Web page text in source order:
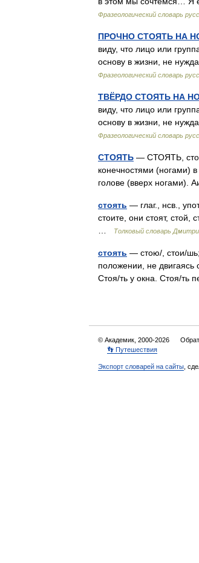
Фразеологический словарь
ПРОЧНО СТОЯТЬ НА
виду, что лицо или
основу в жизни, не
Фразеологический словарь
ТВЁРДО СТОЯТЬ НА
виду, что лицо или
основу в жизни, не
Фразеологический словарь
СТОЯТЬ — СТОЯТЬ,
конечностями (ногами)
голове (вверх ногами).
стоять — глаг., нсв.,
стоите, они стоят, стой,
Толковый словарь
стоять — стою/, стои/шь;
положении, не двигаясь
Стоя/ть у окна. Стоя/ть
© Академик, 2000-2026
👣 Путешествия
Экспорт словарей на сайты ,